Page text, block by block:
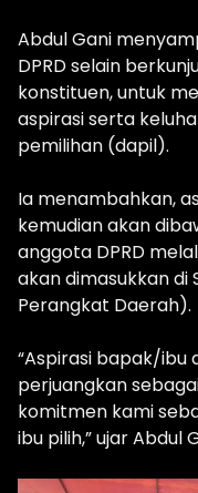
Abdul Gani
DPRD selain
konstituen, untuk
aspirasi serta
pemilihan (dapil).
Ia menambahkan,
kemudian akan
anggota DPRD
akan dimasukkan di
Perangkat Daerah).
“Aspirasi bapak/ibu
perjuangkan
komitmen kami
ibu pilih,” ujar Abdul